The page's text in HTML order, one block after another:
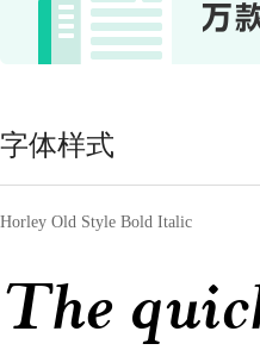
字体样式
Horley Old Style Bold Italic
The